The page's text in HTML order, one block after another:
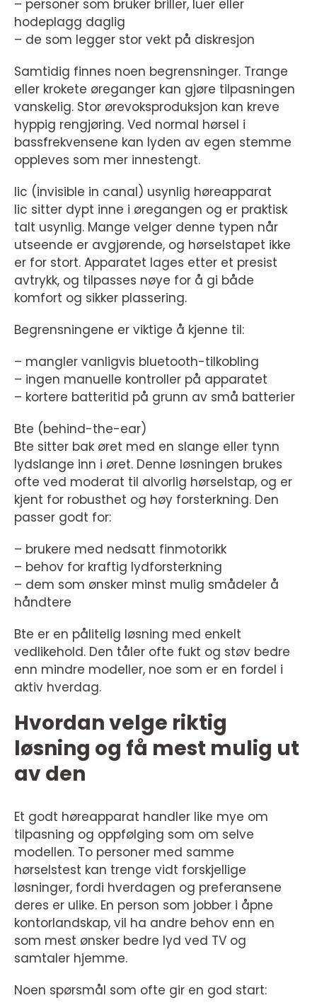
– personer som bruker briller, luer eller
hodeplagg daglig
– de som legger stor vekt på diskresjon
Samtidig finnes noen begrensninger. Trange
eller krokete øreganger kan gjøre tilpasningen
vanskelig. Stor ørevoksproduksjon kan kreve
hyppig rengjøring. Ved normal hørsel i
bassfrekvensene kan lyden av egen stemme
oppleves som mer innestengt.
Iic (invisible in canal) usynlig høreapparat
Iic sitter dypt inne i øregangen og er praktisk
talt usynlig. Mange velger denne typen når
utseende er avgjørende, og hørselstapet ikke
er for stort. Apparatet lages etter et presist
avtrykk, og tilpasses nøye for å gi både
komfort og sikker plassering.
Begrensningene er viktige å kjenne til:
– mangler vanligvis bluetooth-tilkobling
– ingen manuelle kontroller på apparatet
– kortere batteritid på grunn av små batterier
Bte (behind-the-ear)
Bte sitter bak øret med en slange eller tynn
lydslange inn i øret. Denne løsningen brukes
ofte ved moderat til alvorlig hørselstap, og er
kjent for robusthet og høy forsterkning. Den
passer godt for:
– brukere med nedsatt finmotorikk
– behov for kraftig lydforsterkning
– dem som ønsker minst mulig smådeler å
håndtere
Bte er en pålitelig løsning med enkelt
vedlikehold. Den tåler ofte fukt og støv bedre
enn mindre modeller, noe som er en fordel i
aktiv hverdag.
Hvordan velge riktig
løsning og få mest mulig ut
av den
Et godt høreapparat handler like mye om
tilpasning og oppfølging som om selve
modellen. To personer med samme
hørselstest kan trenge vidt forskjellige
løsninger, fordi hverdagen og preferansene
deres er ulike. En person som jobber i åpne
kontorlandskap, vil ha andre behov enn en
som mest ønsker bedre lyd ved TV og
samtaler hjemme.
Noen spørsmål som ofte gir en god start: